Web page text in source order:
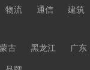
物流 通信 建筑
古 黑龙江 广东